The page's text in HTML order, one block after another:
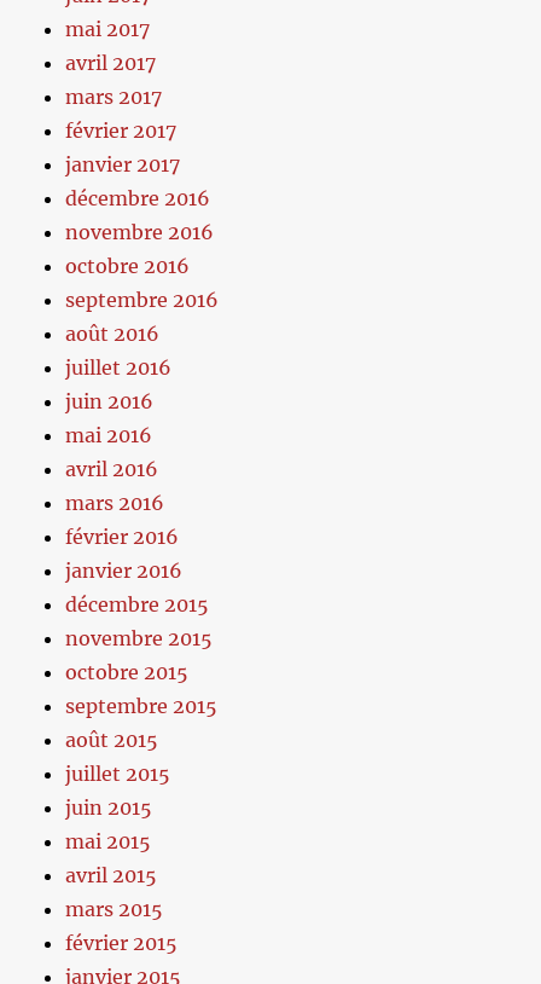
mai 2017
avril 2017
mars 2017
février 2017
janvier 2017
décembre 2016
novembre 2016
octobre 2016
septembre 2016
août 2016
juillet 2016
juin 2016
mai 2016
avril 2016
mars 2016
février 2016
janvier 2016
décembre 2015
novembre 2015
octobre 2015
septembre 2015
août 2015
juillet 2015
juin 2015
mai 2015
avril 2015
mars 2015
février 2015
janvier 2015